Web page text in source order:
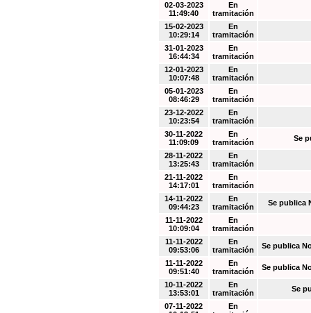
02-03-2023
11:49:40
En
tramitación
15-02-2023
10:29:14
En
tramitación
31-01-2023
16:44:34
En
tramitación
12-01-2023
10:07:48
En
tramitación
05-01-2023
08:46:29
En
tramitación
23-12-2022
10:23:54
En
tramitación
30-11-2022
11:09:09
En
tramitación
Se
28-11-2022
13:25:43
En
tramitación
21-11-2022
14:17:01
En
tramitación
14-11-2022
09:44:23
En
tramitación
Se publica
11-11-2022
10:09:04
En
tramitación
11-11-2022
09:53:06
En
tramitación
Se publica
11-11-2022
09:51:40
En
tramitación
Se publica
10-11-2022
13:53:01
En
tramitación
Se
07-11-2022
En